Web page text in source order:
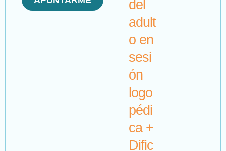
del
adult
o en
sesi
ón
logo
pédi
ca +
Dific